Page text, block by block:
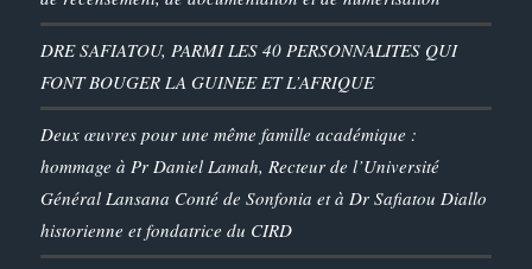
DRE SAFIATOU, PARMI LES 40 PERSONNALITES QUI
FONT BOUGER LA GUINEE ET L’AFRIQUE
Deux œuvres pour une même famille académique :
hommage à Pr Daniel Lamah, Recteur de l’Université
Général Lansana Conté de Sonfonia et à Dr Safiatou Diallo
historienne et fondatrice du CIRD